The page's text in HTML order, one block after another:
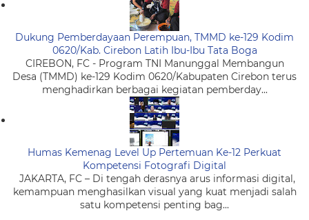
Dukung Pemberdayaan Perempuan, TMMD ke-129 Kodim
0620/Kab. Cirebon Latih Ibu-Ibu Tata Boga
CIREBON, FC - Program TNI Manunggal Membangun
Desa (TMMD) ke-129 Kodim 0620/Kabupaten Cirebon terus
menghadirkan berbagai kegiatan pemberday...
Humas Kemenag Level Up Pertemuan Ke-12 Perkuat
Kompetensi Fotografi Digital
JAKARTA, FC – Di tengah derasnya arus informasi digital,
kemampuan menghasilkan visual yang kuat menjadi salah
satu kompetensi penting bag...